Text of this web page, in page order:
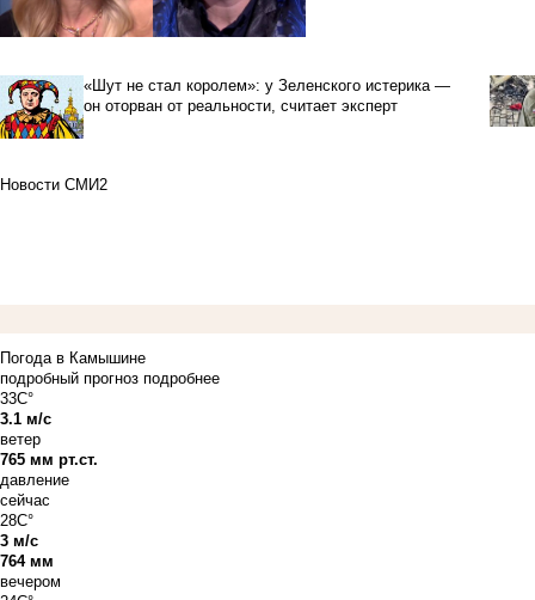
«Шут не стал королем»: у Зеленского истерика —
он оторван от реальности, считает эксперт
Новости СМИ2
Погода в Камышине
подробный прогноз подробнее
33C°
3.1 м/с
ветер
765 мм рт.ст.
давление
сейчас
28C°
3 м/с
764 мм
вечером